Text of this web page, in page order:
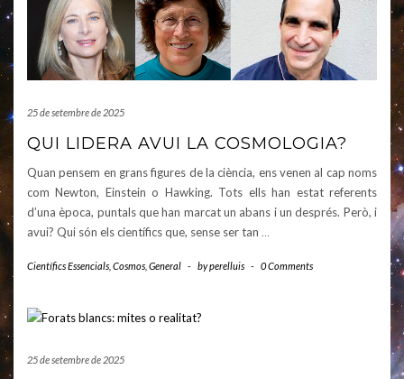
25 de setembre de 2025
QUI LIDERA AVUI LA COSMOLOGIA?
Quan pensem en grans figures de la ciència, ens venen al cap noms
com Newton, Einstein o Hawking. Tots ells han estat referents
d’una època, puntals que han marcat un abans i un després. Però, i
avui? Qui són els científics que, sense ser tan …
Científics Essencials Cosmos General - byperelluis - 0 Comments
25 de setembre de 2025